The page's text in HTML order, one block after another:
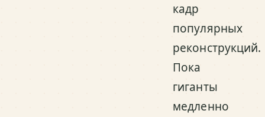
кадр
популярных
реконструкций.
Пока
гиганты
медленно